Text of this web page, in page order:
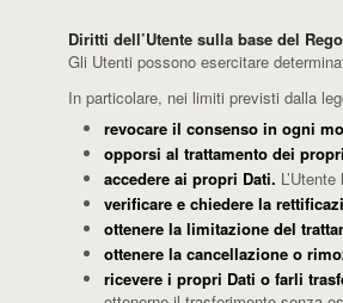
Diritti dell’Utente sulla base del
Gli Utenti possono esercitare
In particolare, nei limiti previsti dalla
revocare il consenso in ogni
opporsi al trattamento dei
accedere ai propri Dati.
verificare e chiedere la
ottenere la limitazione del
ottenere la cancellazione o
ricevere i propri Dati o farli